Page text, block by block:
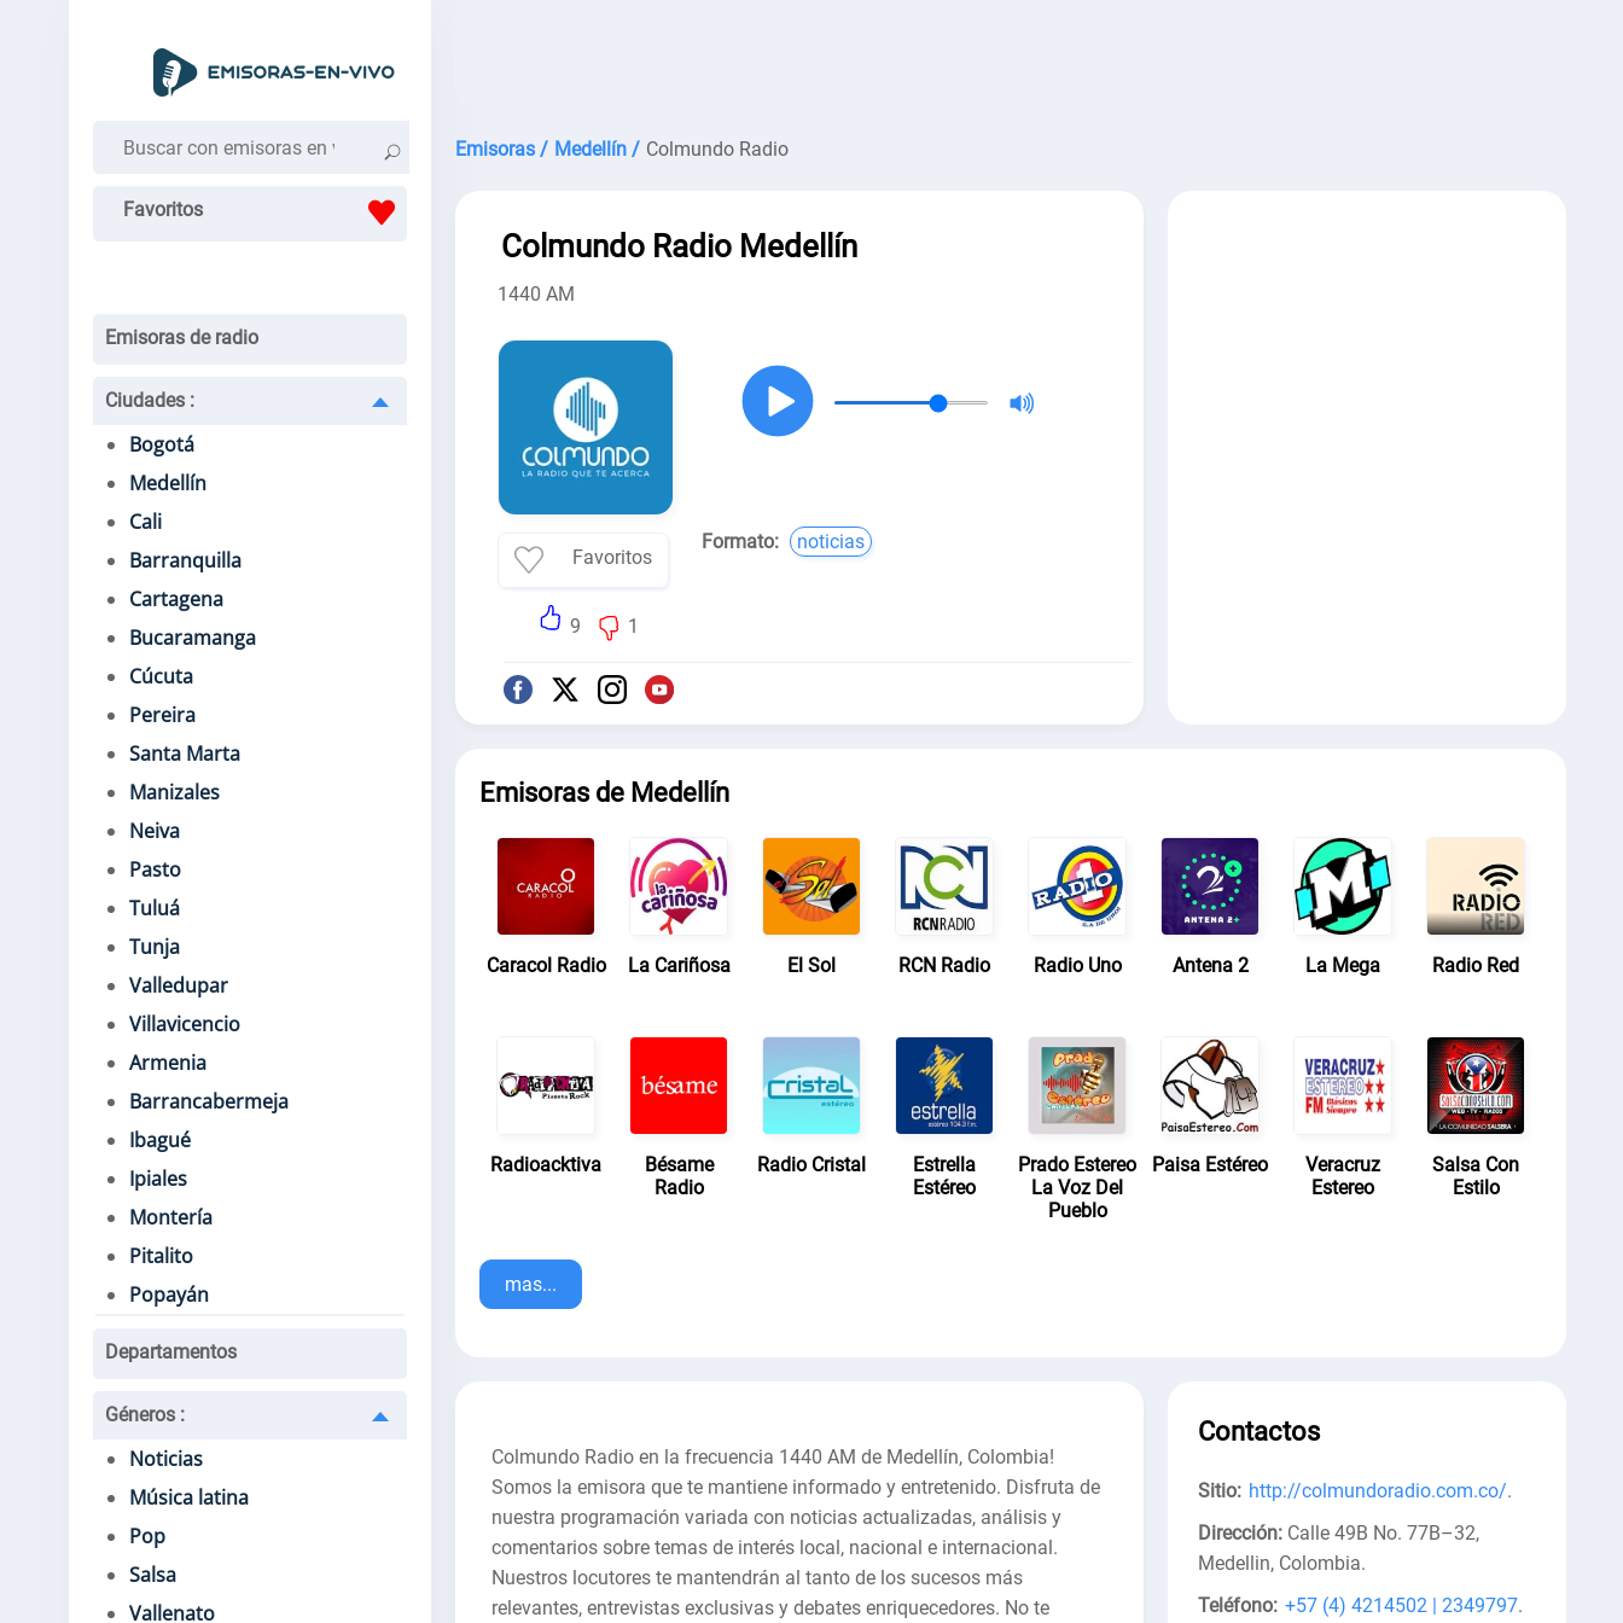
Favoritos
Emisoras de radio
Ciudades :
Bogotá
Medellín
Cali
Barranquilla
Cartagena
Bucaramanga
Cúcuta
Pereira
Santa Marta
Manizales
Neiva
Pasto
Tuluá
Tunja
Valledupar
Villavicencio
Armenia
Barrancabermeja
Ibagué
Ipiales
Montería
Pitalito
Popayán
Departamentos
Géneros :
Noticias
Música latina
Pop
Salsa
Vallenato
Emisoras / Medellín / Colmundo Radio
Colmundo Radio Medellín
1440 AM
Favoritos
9 1
Formato: noticias
Emisoras de Medellín
Caracol Radio La Cariñosa El Sol RCN Radio Radio Uno Antena 2 La Mega Radio Red
Radioacktiva
Bésame
Radio
Radio Cristal
Estrella
Estéreo
Prado Estereo
La Voz Del
Pueblo
Paisa Estéreo
Veracruz
Estereo
Salsa Con
Estilo
mas...
Colmundo Radio en la frecuencia 1440 AM de Medellín, Colombia!
Somos la emisora que te mantiene informado y entretenido. Disfruta de
nuestra programación variada con noticias actualizadas, análisis y
comentarios sobre temas de interés local, nacional e internacional.
Nuestros locutores te mantendrán al tanto de los sucesos más
relevantes, entrevistas exclusivas y debates enriquecedores. No te
Contactos
Sitio: http://colmundoradio.com.co/.
Dirección: Calle 49B No. 77B–32,
Medellin, Colombia.
Teléfono: +57 (4) 4214502 | 2349797.